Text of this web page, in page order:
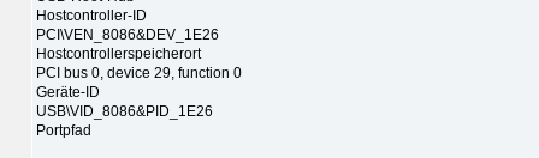
Hostcontroller-ID
PCI\VEN_8086&DEV_1E26
Hostcontrollerspeicherort
PCI bus 0, device 29, function 0
Geräte-ID
USB\VID_8086&PID_1E26
Portpfad